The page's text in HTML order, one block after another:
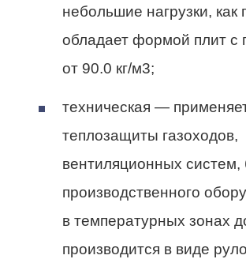
небольшие нагрузки, как
обладает формой плит с
от 90.0 кг/м3;
техническая —
теплозащиты газоходов,
вентиляционных систем,
производственного
в температурных зонах
производится в виде